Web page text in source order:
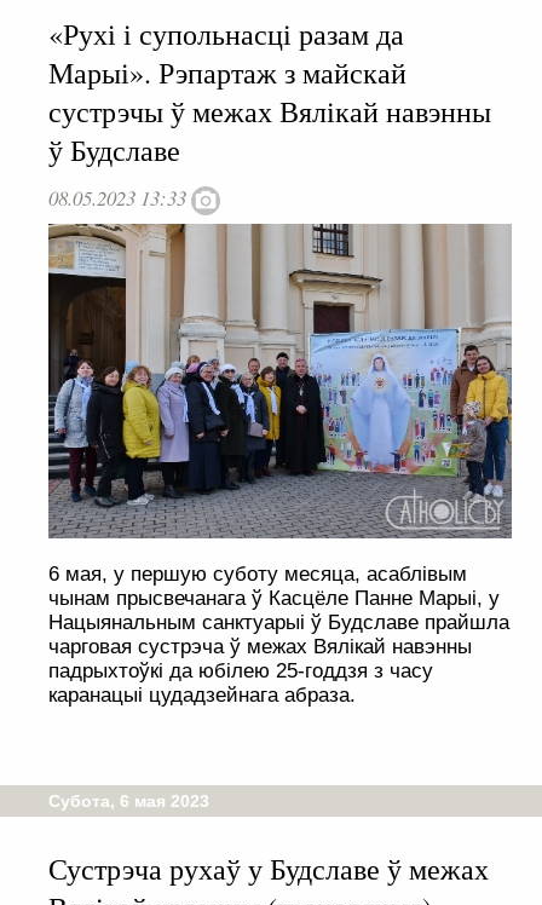
«Рухі і супольнасці разам да
Марыі». Рэпартаж з майскай
сустрэчы ў межах Вялікай навэнны
ў Будславе
08.05.2023 13:33
6 мая, у першую суботу месяца, асаблівым
чынам прысвечанага ў Касцёле Панне Марыі, у
Нацыянальным санктуарыі ў Будславе прайшла
чарговая сустрэча ў межах Вялікай навэнны
падрыхтоўкі да юбілею 25-годдзя з часу
каранацыі цудадзейнага абраза.
Субота, 6 мая 2023
Сустрэча рухаў у Будславе ў межах